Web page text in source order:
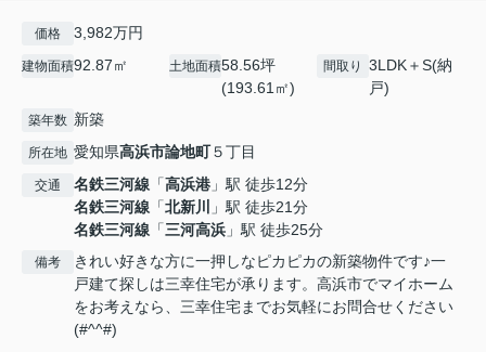
価格 3,982万円
建物面積92.87㎡ 土地面積58.56坪
(193.61㎡)
間取り
3LDK＋S(納
戸)
築年数 新築
所在地 愛知県高浜市論地町５丁目
交通 名鉄三河線 「高浜港 」駅 徒歩12分
名鉄三河線 「北新川
」駅 徒歩21分
名鉄三河線 「三河高浜 」駅 徒歩25分
備考
きれい好きな方に一押しなピカピカの新築物件です♪一
戸建て探しは三幸住宅が承ります。高浜市でマイホーム
をお考えなら、三幸住宅までお気軽にお問合せください
(#^^#)